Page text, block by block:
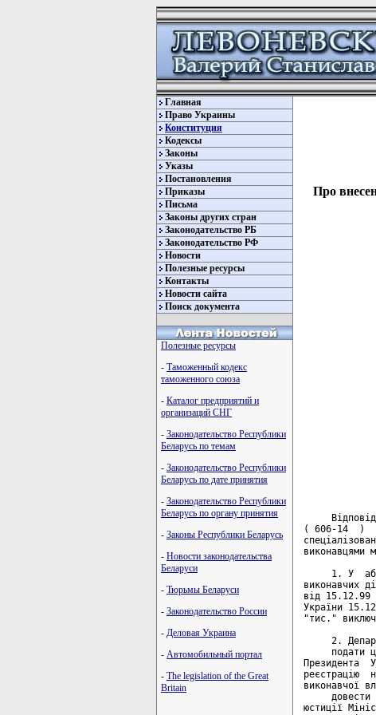
Главная
Право Украины
Конституция
Кодексы
Законы
Указы
Постановления
Приказы
Письма
Законы других стран
Законодательство РБ
Законодательство РФ
Новости
Полезные ресурсы
Контакты
Новости сайта
Поиск документа
Полезные ресурсы
- Таможенный кодекс
таможенного союза
- Каталог предприятий и
организаций СНГ
- Законодательство Республики
Беларусь по темам
- Законодательство Республики
Беларусь по дате принятия
- Законодательство Республики
Беларусь по органу принятия
- Законы Республики Беларусь
- Новости законодательства
Беларуси
- Тюрьмы Беларуси
- Законодательство России
- Деловая Украина
- Автомобильный портал
- The legislation of the Great
Britain
Про
( 606-14  )
1. У
виконавчих
від
України
"тис."
2.
подати
Президента
реєстрацію
виконавчої
довести
юстиції